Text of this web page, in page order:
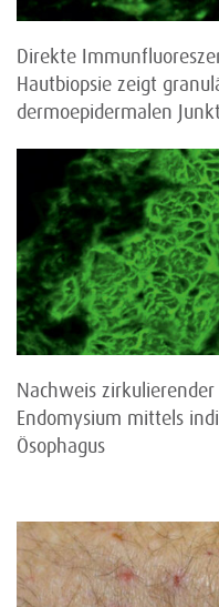
Direkte
Hautbiopsie zeigt
dermoepidermalen
Nachweis
Endomysium mittels
Ösophagus